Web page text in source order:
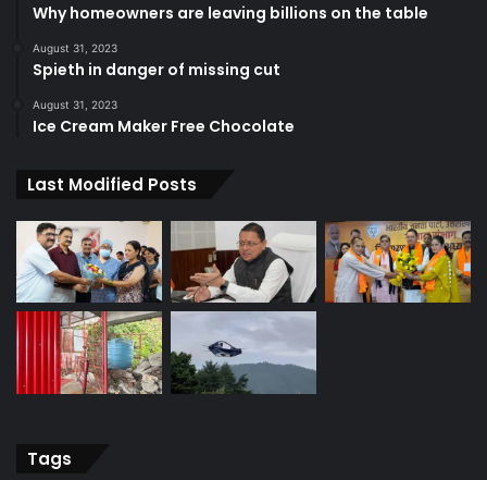
Why homeowners are leaving billions on the table
August 31, 2023
Spieth in danger of missing cut
August 31, 2023
Ice Cream Maker Free Chocolate
Last Modified Posts
Tags